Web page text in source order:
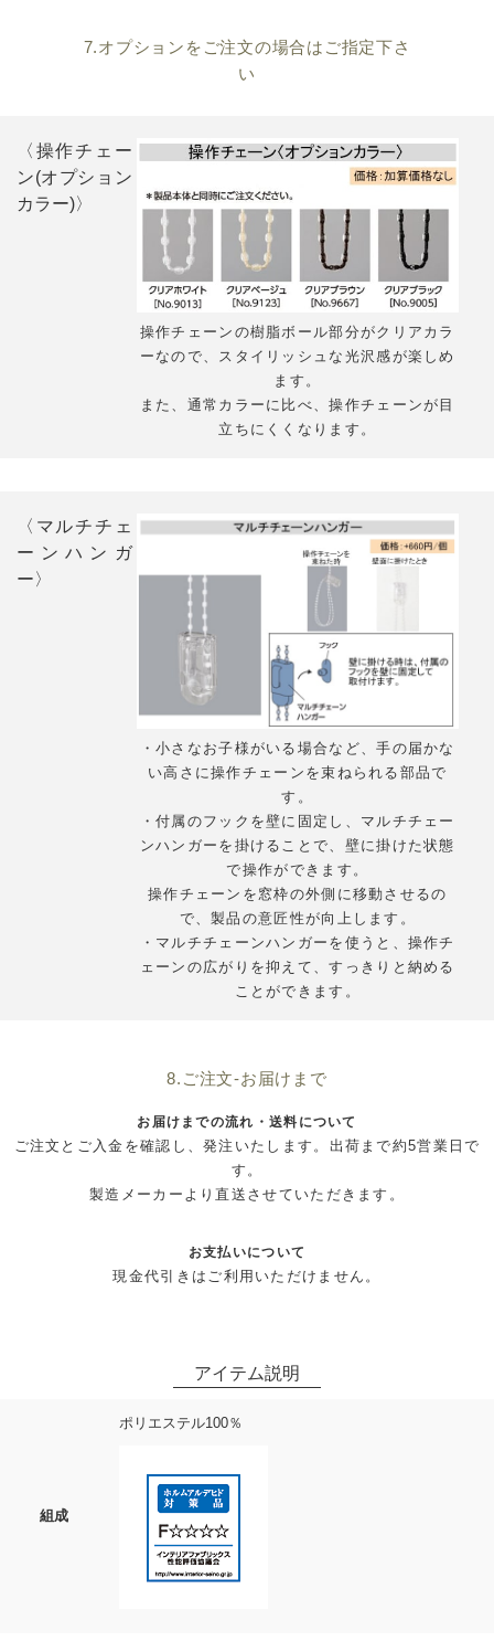
組成
ポリエステル100％
7.オプションをご注文の場合はご指定下さ
い
〈操作チェー
ン(オプション
カラー)〉
操作チェーンの樹脂ボール部分がクリアカラ
ーなので、スタイリッシュな光沢感が楽しめ
ます。
また、通常カラーに比べ、操作チェーンが目
立ちにくくなります。
〈マルチチェ
ーンハンガ
ー〉
・小さなお子様がいる場合など、手の届かな
い高さに操作チェーンを束ねられる部品で
す。
・付属のフックを壁に固定し、マルチチェー
ンハンガーを掛けることで、壁に掛けた状態
で操作ができます。
操作チェーンを窓枠の外側に移動させるの
で、製品の意匠性が向上します。
・マルチチェーンハンガーを使うと、操作チ
ェーンの広がりを抑えて、すっきりと納める
ことができます。
8.ご注文-お届けまで
お届けまでの流れ・送料について
ご注文とご入金を確認し、発注いたします。出荷まで約5営業日で
す。
製造メーカーより直送させていただきます。
お支払いについて
現金代引きはご利用いただけません。